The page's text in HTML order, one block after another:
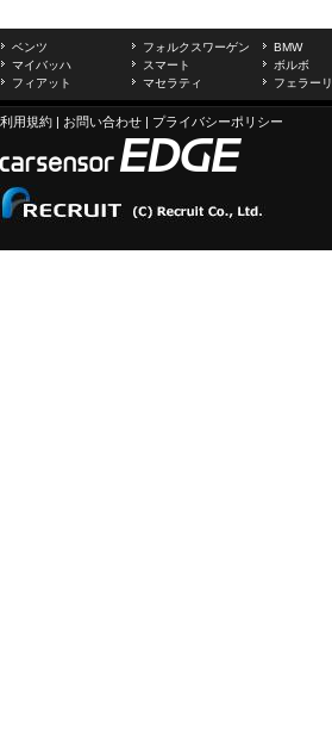
ベンツ フォルクスワーゲン BMW
マイバッハ
スマート ボルボ
フィアット
マセラティ フェラーリ
利用規約 | お問い合わせ | プライバシーポリシー